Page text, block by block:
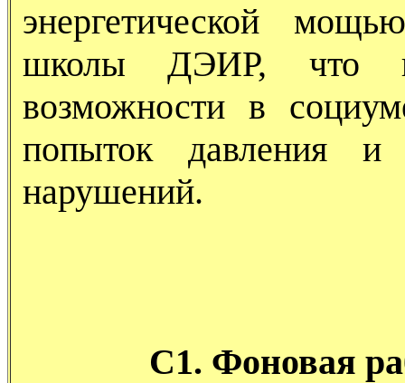
энергетической
школы ДЭИР, что
возможности в
попыток давления и
нарушений.
С1. Фоновая